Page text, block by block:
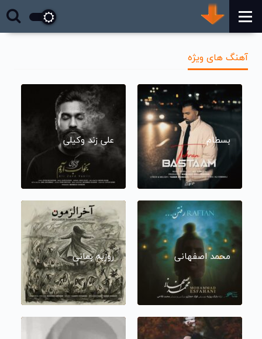
آهنگ های ویژه
بسطام علی زند وکیلی
محمد اصفهانی روزبه بمانی